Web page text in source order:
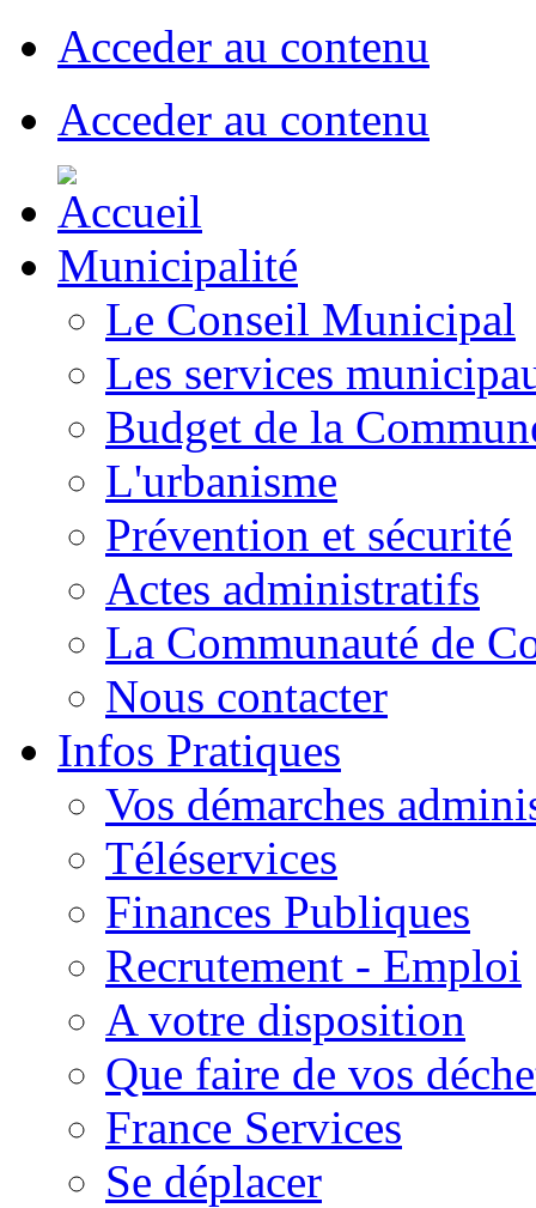
Acceder au contenu
Acceder au contenu
Municipalité
Le Conseil Municipal
Les services
Budget de la
L'urbanisme
Prévention et sécurité
Actes administratifs
La Communauté de
Nous contacter
Infos Pratiques
Vos démarches
Téléservices
Finances Publiques
Recrutement - Emploi
A votre disposition
Que faire de vos
France Services
Se déplacer